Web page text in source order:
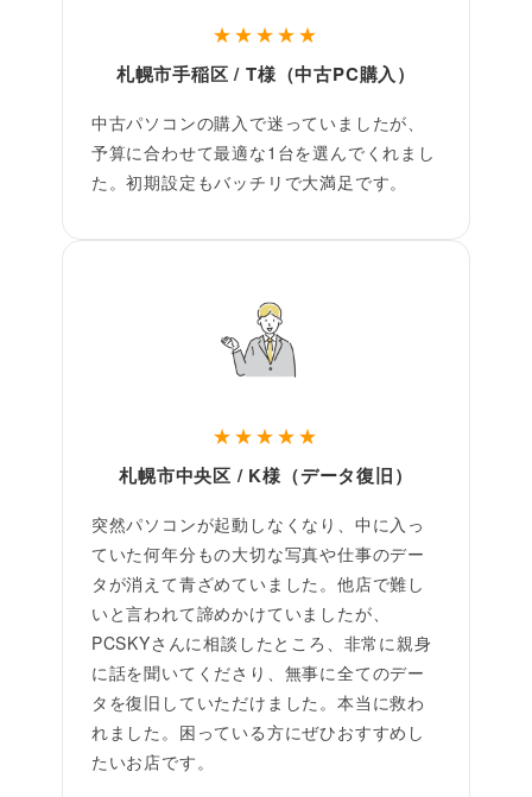
★★★★★
札幌市手稲区 / T様（中古PC購入）
中古パソコンの購入で迷っていましたが、
予算に合わせて最適な1台を選んでくれまし
た。初期設定もバッチリで大満足です。
★★★★★
札幌市中央区 / K様（データ復旧）
突然パソコンが起動しなくなり、中に入っ
ていた何年分もの大切な写真や仕事のデー
タが消えて青ざめていました。他店で難し
いと言われて諦めかけていましたが、
PCSKYさんに相談したところ、非常に親身
に話を聞いてくださり、無事に全てのデー
タを復旧していただけました。本当に救わ
れました。困っている方にぜひおすすめし
たいお店です。